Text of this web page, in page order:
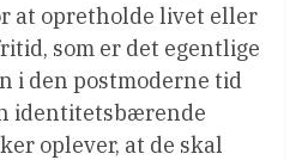
at opretholde livet eller
som er det egentlige
i den postmoderne tid
identitetsbærende
oplever, at de skal